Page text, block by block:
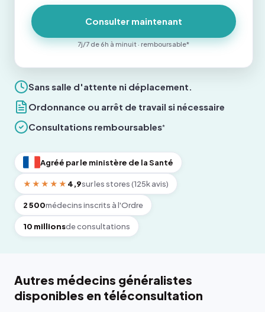
Sans salle d'attente ni déplacement.
Ordonnance ou arrêt de travail si nécessaire
Consultations remboursables*
Agréé par le ministère de la Santé
★★★★★ 4,9sur les stores (125k avis)
2 500médecins inscrits à l'Ordre
10 millionsde consultations
Consulter maintenant
7j/7 de 6h à minuit · remboursable*
Autres médecins généralistes
disponibles en téléconsultation